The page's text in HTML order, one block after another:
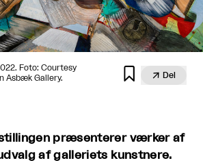
Foto: Courtesy
Asbæk Gallery.
  Del
præsenterer værker af
af galleriets kunstnere.